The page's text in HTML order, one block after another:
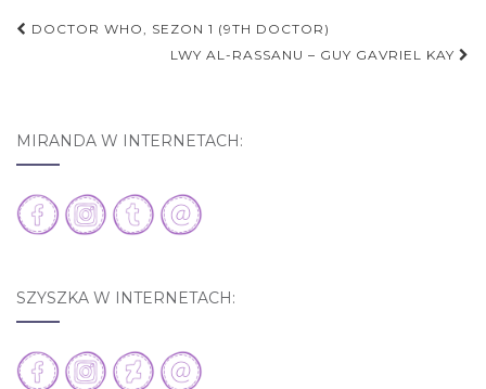
Nawigacja postu
DOCTOR WHO, SEZON 1 (9TH DOCTOR)
LWY AL-RASSANU – GUY GAVRIEL KAY
MIRANDA W INTERNETACH:
SZYSZKA W INTERNETACH: